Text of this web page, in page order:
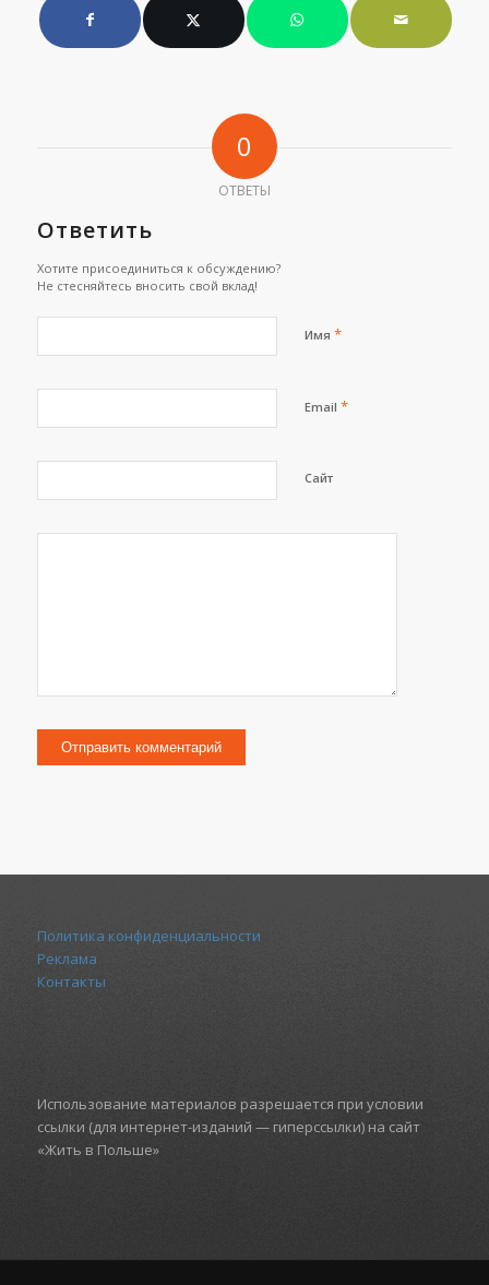
0
ОТВЕТЫ
Ответить
Хотите присоединиться к обсуждению?
Не стесняйтесь вносить свой вклад!
Имя *
Email *
Сайт
Политика конфиденциальности
Реклама
Контакты
Использование материалов разрешается при условии
ссылки (для интернет-изданий — гиперссылки) на сайт
«Жить в Польше»